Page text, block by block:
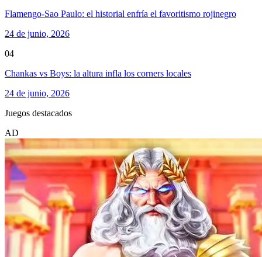
Flamengo-Sao Paulo: el historial enfría el favoritismo rojinegro
24 de junio, 2026
04
Chankas vs Boys: la altura infla los corners locales
24 de junio, 2026
Juegos destacados
AD